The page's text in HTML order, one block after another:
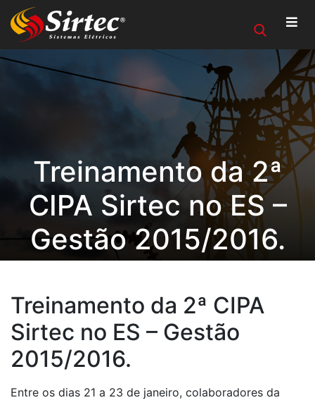
Treinamento da 2ª
CIPA Sirtec no ES –
Gestão 2015/2016.
Treinamento da 2ª CIPA
Sirtec no ES – Gestão
2015/2016.
Entre os dias 21 a 23 de janeiro, colaboradores da